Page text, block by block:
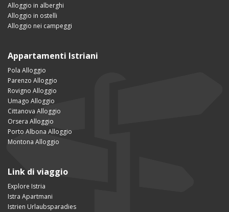
Alloggio in alberghi
Alloggio in ostelli
Alloggio nei campeggi
Appartamenti Istriani
Pola Alloggio
Parenzo Alloggio
Rovigno Alloggio
Umago Alloggio
Cittanova Alloggio
Orsera Alloggio
Porto Albona Alloggio
Montona Alloggio
Link di viaggio
Explore Istria
Istra Apartmani
Istrien Urlaubsparadies